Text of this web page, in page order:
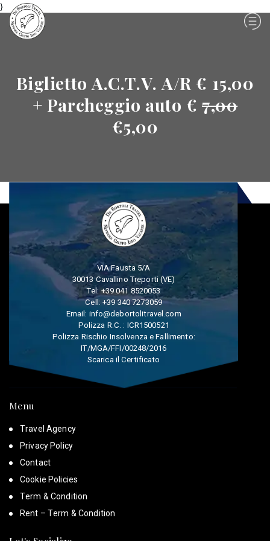
}
Biglietto A.C.T.V. A/R € 15,00
+ Parcheggio auto € 7,00
€5,00
VIA Fausta 5/A
30013 Cavallino Treporti (VE)
Tel:+39 041 8520053
Cell:+39 340 7273059
Email: info@debortolitravel.com
Polizza R.C. : ICR1500521
Polizza Rischio Insolvenza e Fallimento:
IT/MGA/FFI/00248/2016
Scarica il Certificato
Menu
Travel Agency
Privacy Policy
Contact
Cookie Policies
Term & Condition
Rent – Term & Condition